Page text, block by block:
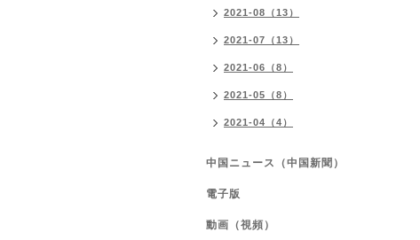
2021-08（13）
2021-07（13）
2021-06（8）
2021-05（8）
2021-04（4）
中国ニュース（中国新聞）
電子版
動画（視頻）